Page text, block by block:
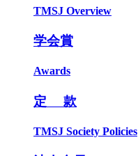
TMSJ Overview
学会賞
Awards
定 款
TMSJ Society Policies